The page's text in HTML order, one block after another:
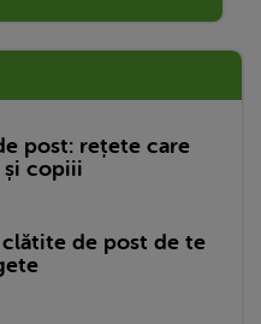
post: rețete care
și copiii
de post de te